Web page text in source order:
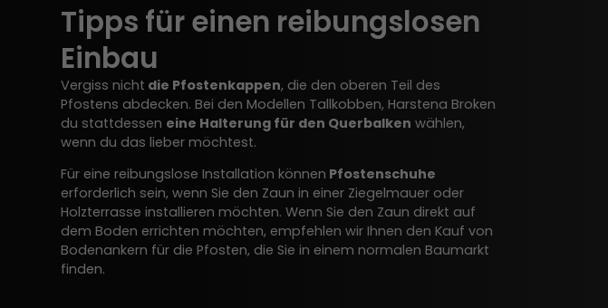
Tipps für einen reibungslosen
Einbau
Vergiss nicht die Pfostenkappen, die den oberen Teil des
Pfostens abdecken. Bei den Modellen Tallkobben, Harstena Broken
du stattdessen eine Halterung für den Querbalken wählen,
wenn du das lieber möchtest.
Für eine reibungslose Installation können Pfostenschuhe
erforderlich sein, wenn Sie den Zaun in einer Ziegelmauer oder
Holzterrasse installieren möchten. Wenn Sie den Zaun direkt auf
dem Boden errichten möchten, empfehlen wir Ihnen den Kauf von
Bodenankern für die Pfosten, die Sie in einem normalen Baumarkt
finden.